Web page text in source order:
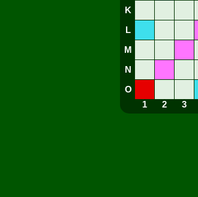
K
L
M
N
O
1
2 3